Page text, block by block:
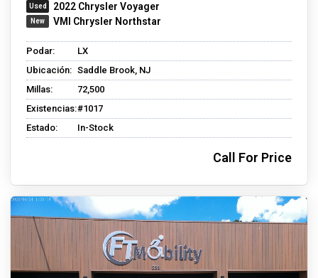
2022 Chrysler Voyager
VMI Chrysler Northstar
Podar:
LX
Ubicación: Saddle Brook, NJ
Millas:
72,500
Existencias:#1017
Estado:
In-Stock
Call For Price